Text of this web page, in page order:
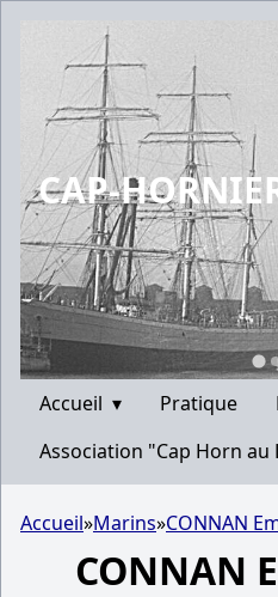
CAP-
Accueil ▾ Pratique
Association "Cap Horn au
Accueil»Marins»CONNAN
CONNAN